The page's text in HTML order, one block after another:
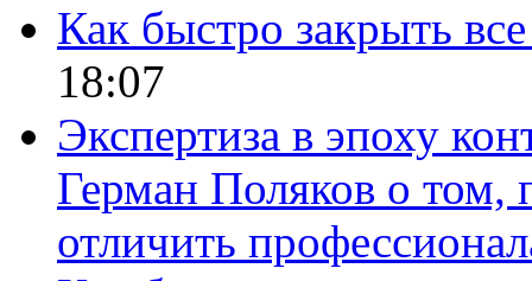
Как быстро закрыть
18:07
Экспертиза в эпоху
Герман Поляков о том,
отличить